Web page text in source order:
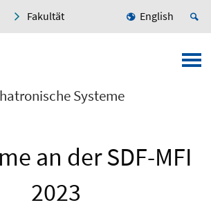
Fakultät English
Systeme
an der SDF-MFI
2023